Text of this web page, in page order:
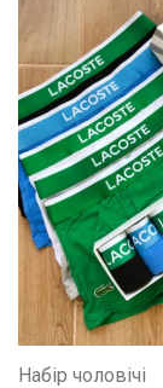
Набір чоловічі